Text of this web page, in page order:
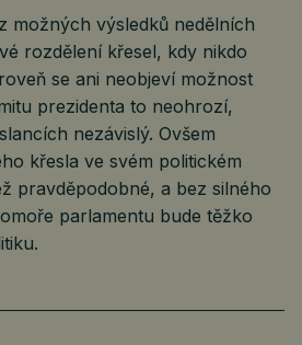
možných výsledků nedělních
rozdělení křesel, kdy nikdo
se ani neobjeví možnost
prezidenta to neohrozí,
nezávislý. Ovšem
křesla ve svém politickém
pravděpodobné, a bez silného
parlamentu bude těžko